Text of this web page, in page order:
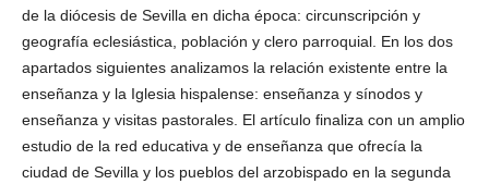
de la diócesis de Sevilla en dicha época: circunscripción y
geografía eclesiástica, población y clero parroquial. En los dos
apartados siguientes analizamos la relación existente entre la
enseñanza y la Iglesia hispalense: enseñanza y sínodos y
enseñanza y visitas pastorales. El artículo finaliza con un amplio
estudio de la red educativa y de enseñanza que ofrecía la
ciudad de Sevilla y los pueblos del arzobispado en la segunda